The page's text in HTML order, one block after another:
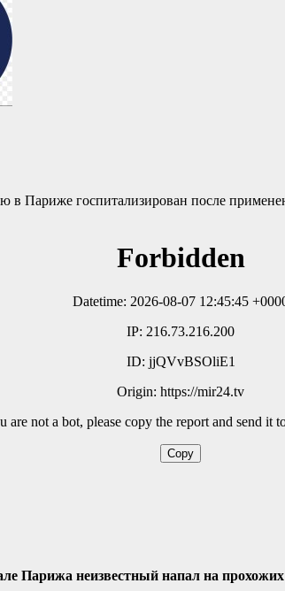
Парижа неизвестный напал на